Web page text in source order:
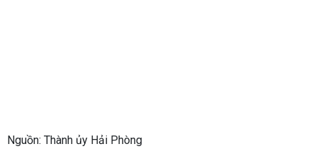
Nguồn: Thành ủy Hải Phòng